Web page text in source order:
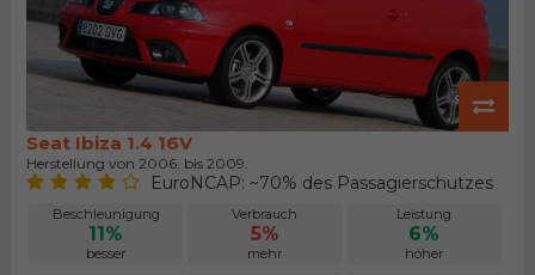
Seat Ibiza 1.4 16V
Herstellung von 2006. bis 2009.
EuroNCAP: ~70% des Passagierschutzes
Beschleunigung
11%
besser
Verbrauch
5%
mehr
Leistung
6%
höher